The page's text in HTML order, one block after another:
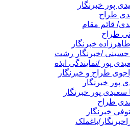
پور خبرنگار
طراح
قائم مقام
طراح
خبرنگار
/خبرنگار رشت
پور /نمایندگی ایذه
طراح و خبرنگار
پور خبرنگار
پور خبرنگار
طراح
خبرنگار
باغملک